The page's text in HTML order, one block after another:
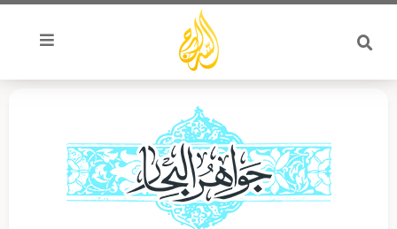
تخطي
المحتوى